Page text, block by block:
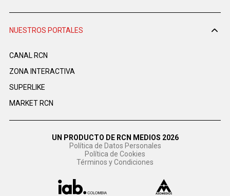
NUESTROS PORTALES
CANAL RCN
ZONA INTERACTIVA
SUPERLIKE
MARKET RCN
UN PRODUCTO DE RCN MEDIOS 2026
Política de Datos Personales
Política de Cookies
Términos y Condiciones